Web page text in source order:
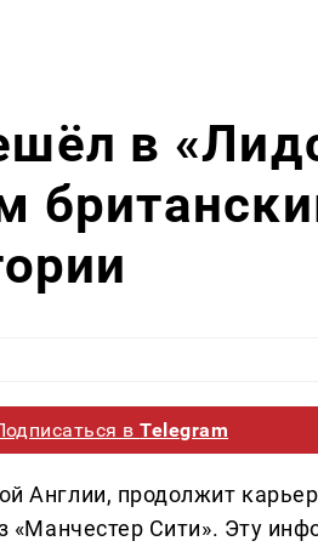
в
вTelegram
Англии, продолжит
«Манчестер Сити». Эту